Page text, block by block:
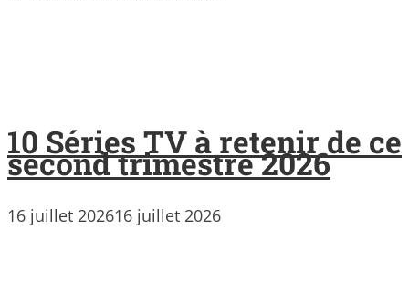
10 Séries TV à retenir de ce
second trimestre 2026
16 juillet 202616 juillet 2026